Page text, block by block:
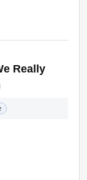
Really